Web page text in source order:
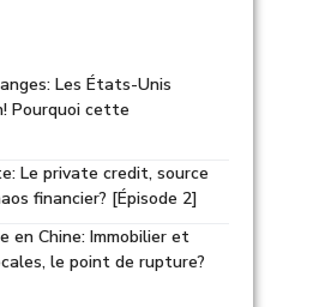
Les États-Unis
Pourquoi cette
Le private credit, source
financier? [Épisode 2]
en Chine: Immobilier et
le point de rupture?